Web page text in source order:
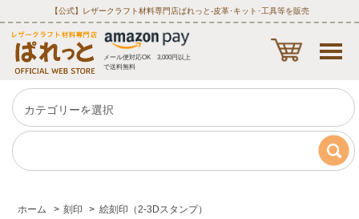
【公式】レザークラフト材料専門店ぱれっと‐皮革･キット･工具等を販売
メール便対応OK 3,000円以上
で送料無料
ホーム > 刻印 > 絵刻印（2-3Dスタンプ）